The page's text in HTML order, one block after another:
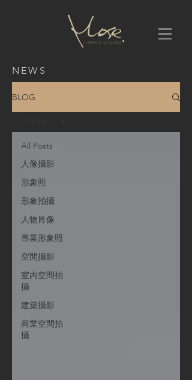
NEWS
BLOG
All Posts
人像攝影
形象照
形象拍攝
人物肖像
專業形象照
空間攝影
室內空間拍
攝
建築攝影
商業空間拍
攝